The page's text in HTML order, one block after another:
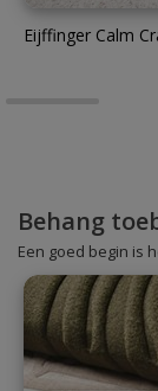
Eijffinger Calm
Behang
Een goed begin is